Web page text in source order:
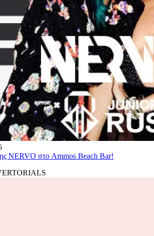
NERVO στο Ammos Beach Bar!